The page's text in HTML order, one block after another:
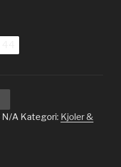
N/A Kategori: Kjoler &